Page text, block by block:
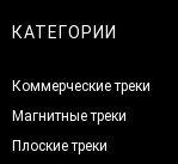
КАТЕГОРИИ
Коммерческие треки
Магнитные треки
Плоские треки